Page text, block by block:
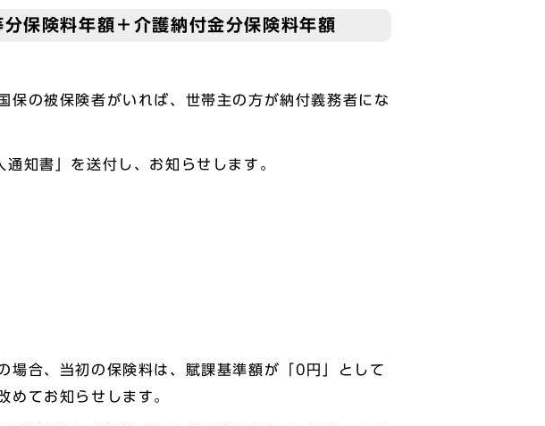
保険料年額＋介護納付金分保険料年額
の被保険者がいれば、世帯主の方が納付義務者にな
知書」を送付し、お知らせします。
場合、当初の保険料は、賦課基準額が「0円」として
めてお知らせします。